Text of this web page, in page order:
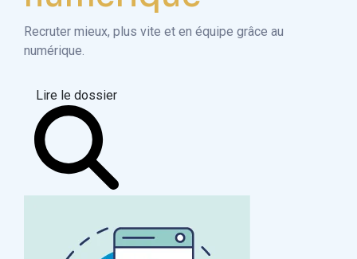
Recruter mieux, plus vite et en équipe grâce au
numérique.
Lire le dossier